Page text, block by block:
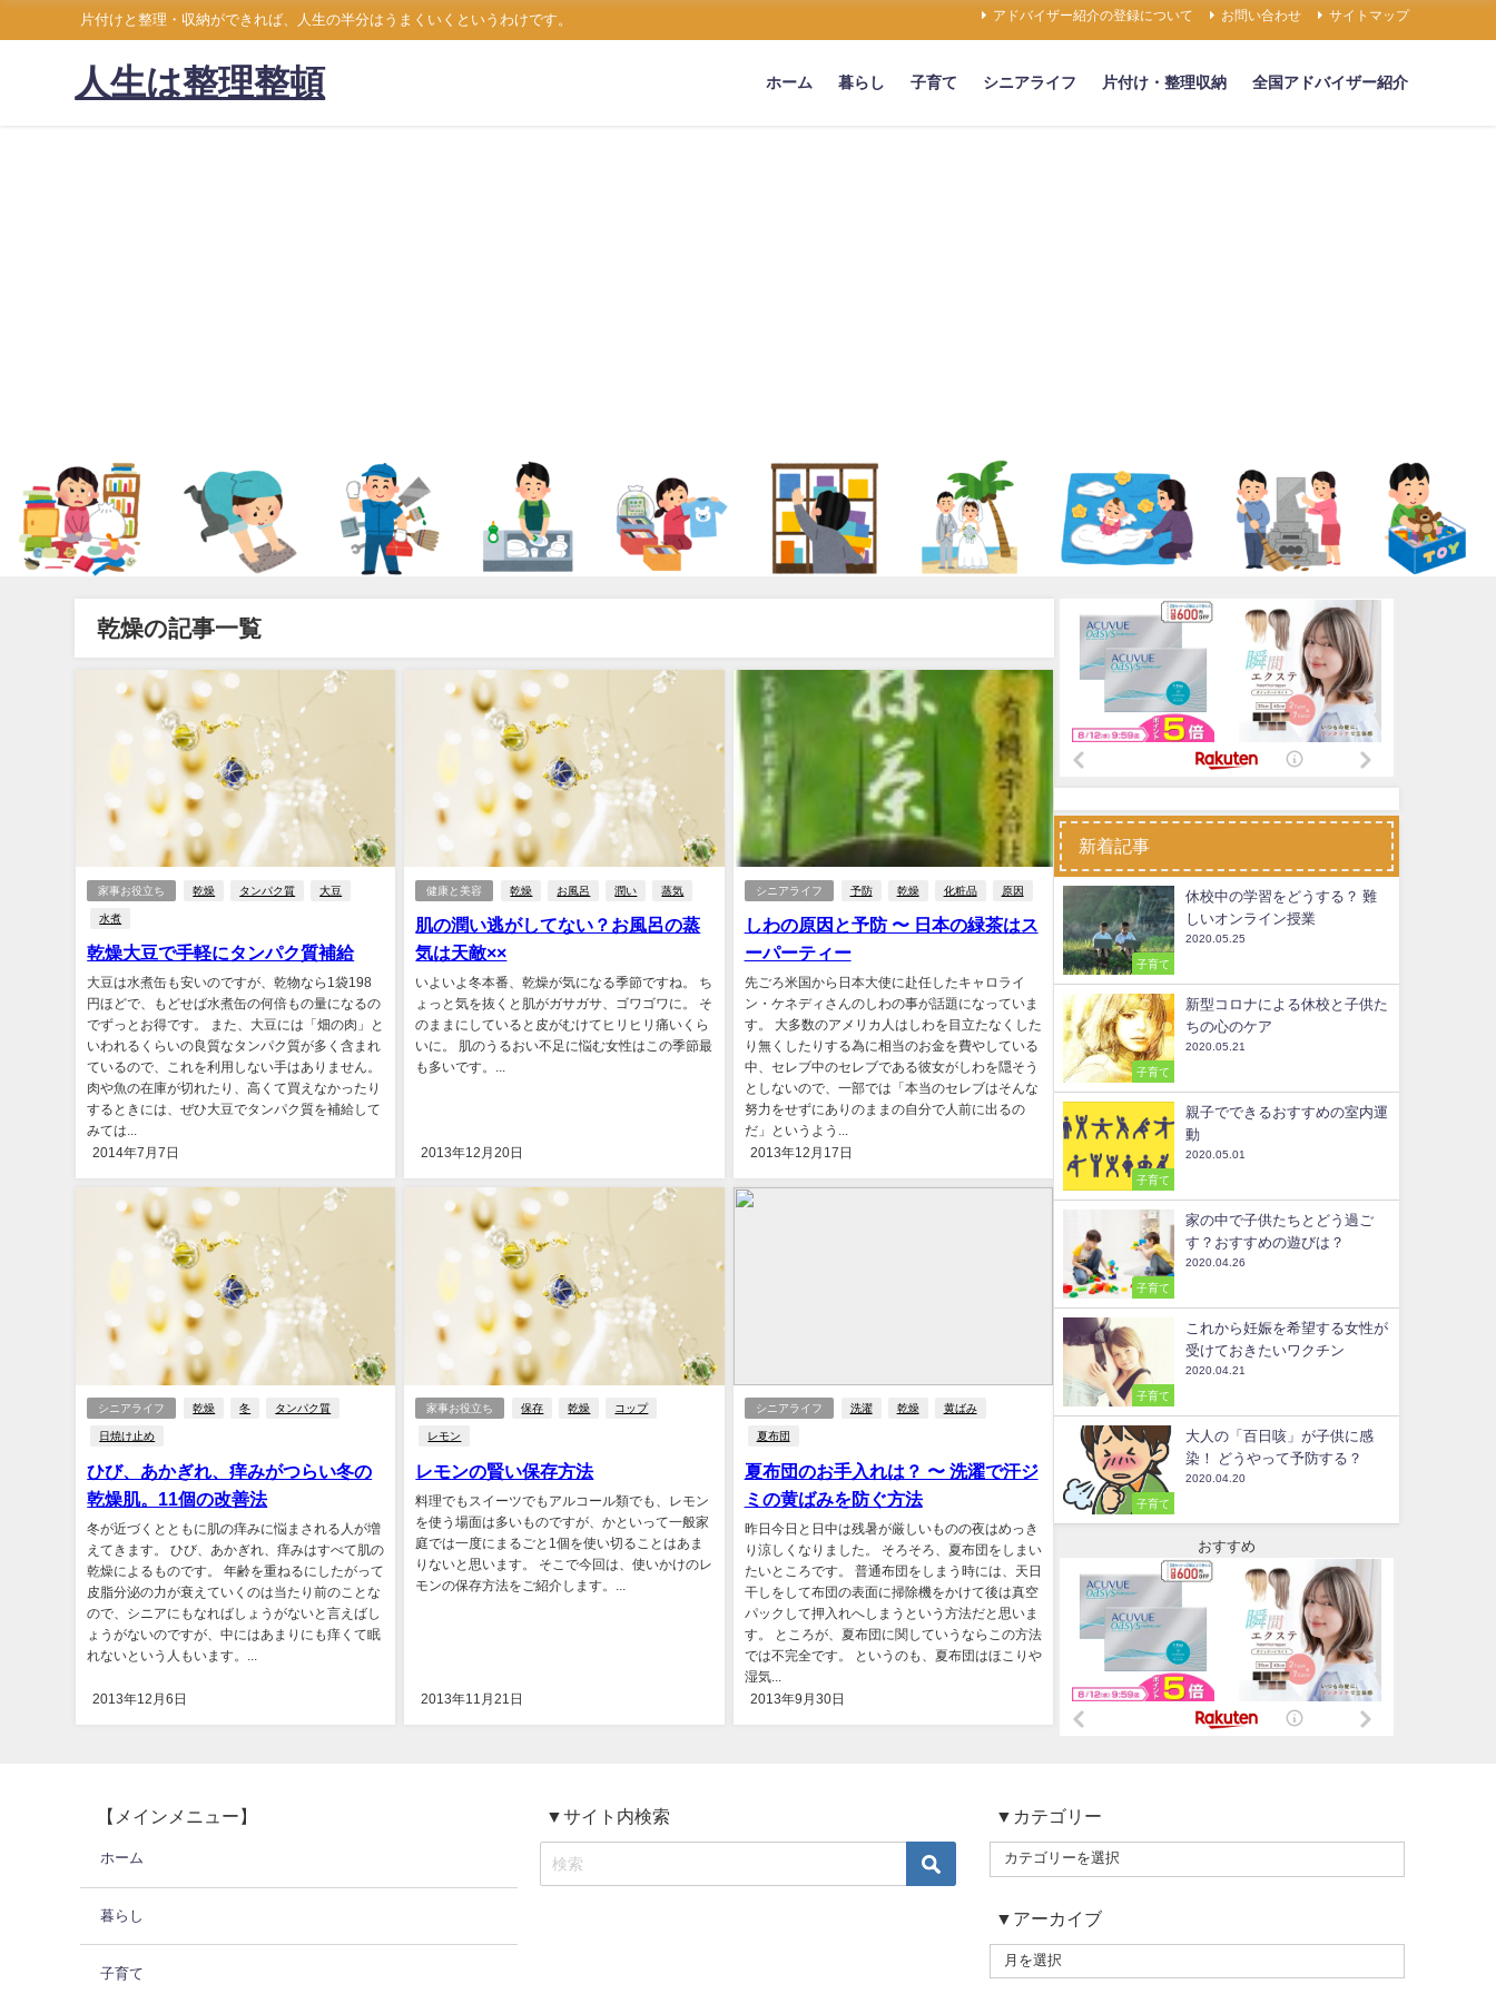
片付けと整理・収納ができれば、人生の半分はうまくいくというわけです。 アドバイザー紹介の登録について お問い合わせ サイトマップ
人生は整理整頓 ホーム 暮らし 子育て シニアライフ 片付け・整理収納 全国アドバイザー紹介
乾燥の記事一覧
家事お役立ち 乾燥 タンパク質 大豆
水煮
乾燥大豆で手軽にタンパク質補給
大豆は水煮缶も安いのですが、乾物なら1袋198
円ほどで、もどせば水煮缶の何倍もの量になるの
でずっとお得です。 また、大豆には「畑の肉」と
いわれるくらいの良質なタンパク質が多く含まれ
ているので、これを利用しない手はありません。
肉や魚の在庫が切れたり、高くて買えなかったり
するときには、ぜひ大豆でタンパク質を補給して
みては...
2014年7月7日
健康と美容 乾燥 お風呂 潤い 蒸気
肌の潤い逃がしてない？お風呂の蒸
気は天敵××
いよいよ冬本番、乾燥が気になる季節ですね。 ち
ょっと気を抜くと肌がガサガサ、ゴワゴワに。 そ
のままにしていると皮がむけてヒリヒリ痛いくら
いに。 肌のうるおい不足に悩む女性はこの季節最
も多いです。...
2013年12月20日
シニアライフ 予防 乾燥 化粧品 原因
しわの原因と予防 〜 日本の緑茶はス
ーパーティー
先ごろ米国から日本大使に赴任したキャロライ
ン・ケネディさんのしわの事が話題になっていま
す。 大多数のアメリカ人はしわを目立たなくした
り無くしたりする為に相当のお金を費やしている
中、セレブ中のセレブである彼女がしわを隠そう
としないので、一部では「本当のセレブはそんな
努力をせずにありのままの自分で人前に出るの
だ」というよう...
2013年12月17日
シニアライフ 乾燥 冬 タンパク質
日焼け止め
ひび、あかぎれ、痒みがつらい冬の
乾燥肌。11個の改善法
冬が近づくとともに肌の痒みに悩まされる人が増
えてきます。 ひび、あかぎれ、痒みはすべて肌の
乾燥によるものです。 年齢を重ねるにしたがって
皮脂分泌の力が衰えていくのは当たり前のことな
ので、シニアにもなればしょうがないと言えばし
ょうがないのですが、中にはあまりにも痒くて眠
れないという人もいます。...
2013年12月6日
家事お役立ち 保存 乾燥 コップ
レモン
レモンの賢い保存方法
料理でもスイーツでもアルコール類でも、レモン
を使う場面は多いものですが、かといって一般家
庭では一度にまるごと1個を使い切ることはあま
りないと思います。 そこで今回は、使いかけのレ
モンの保存方法をご紹介します。...
2013年11月21日
シニアライフ 洗濯 乾燥 黄ばみ
夏布団
夏布団のお手入れは？ 〜 洗濯で汗ジ
ミの黄ばみを防ぐ方法
昨日今日と日中は残暑が厳しいものの夜はめっき
り涼しくなりました。 そろそろ、夏布団をしまい
たいところです。 普通布団をしまう時には、天日
干しをして布団の表面に掃除機をかけて後は真空
パックして押入れへしまうという方法だと思いま
す。 ところが、夏布団に関していうならこの方法
では不完全です。 というのも、夏布団はほこりや
湿気...
2013年9月30日
新着記事
子育て
休校中の学習をどうする？ 難
しいオンライン授業
2020.05.25
子育て
新型コロナによる休校と子供た
ちの心のケア
2020.05.21
子育て
親子でできるおすすめの室内運
動
2020.05.01
子育て
家の中で子供たちとどう過ご
す？おすすめの遊びは？
2020.04.26
子育て
これから妊娠を希望する女性が
受けておきたいワクチン
2020.04.21
子育て
大人の「百日咳」が子供に感
染！ どうやって予防する？
2020.04.20
おすすめ
【メインメニュー】
ホーム
暮らし
子育て
▼サイト内検索 ▼カテゴリー
▼アーカイブ